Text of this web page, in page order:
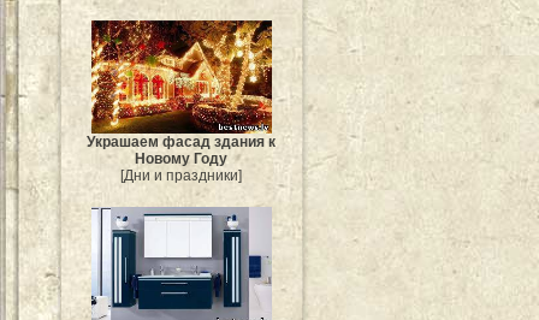
Украшаем фасад здания к
Новому Году
[Дни и праздники]